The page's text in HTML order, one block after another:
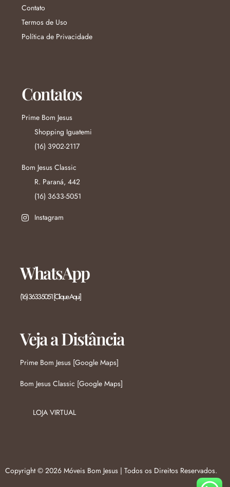
Contato
Termos de Uso
Política de Privacidade
Contatos
Prime Bom Jesus
Shopping Iguatemi
(16) 3902-2117
Bom Jesus Classic
R. Paraná, 442
(16) 3633-5051
Instagram
WhatsApp
(16) 3633-5051 [Clique Aqui]
Veja a Distância
Prime Bom Jesus [Google Maps]
Bom Jesus Classic [Google Maps]
LOJA VIRTUAL
Copyright © 2026 Móveis Bom Jesus | Todos os Direitos Reservados.